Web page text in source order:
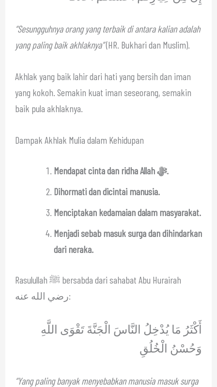
“Sesungguhnya orang yang terbaik di antara kalian adalah
yang paling baik akhlaknya”(HR. Bukhari dan Muslim).
Akhlak yang baik lahir dari hati yang bersih dan iman
yang kokoh. Semakin kuat iman seseorang, semakin
baik pula akhlaknya.
Dampak Akhlak Mulia dalam Kehidupan
Mendapat cinta dan ridha Allah ﷻ.
Dihormati dan dicintai manusia.
Menciptakan kedamaian dalam masyarakat.
Menjadi sebab masuk surga dan dihindarkan
dari neraka.
Rasulullah ﷺ bersabda dari sahabat Abu Hurairah
رضي الله عنه:
أَكْثَرُ مَا يُدْخِلُ النَّاسَ الْجَنَّةَ تَقْوَى اللَّهِ
وَحُسْنُ الْخُلُقِ
“Yang paling banyak menyebabkan manusia masuk surga